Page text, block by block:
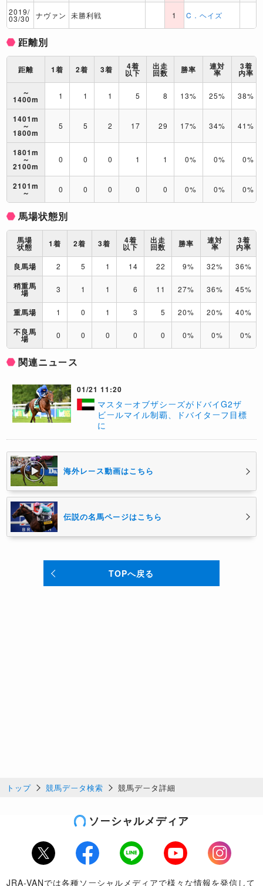
2019/
03/30 ナヴァン 未勝利戦 1 C．ヘイズ
距離別
距離 1着 2着 3着 4着
以下
出走
回数 勝率 連対
率
3着
内率
～
1400m 1 1 1 5 8 13% 25% 38%
1401m
～
1800m
5 5 2 17 29 17% 34% 41%
1801m
～
2100m
0 0 0 1 1 0% 0% 0%
2101m
～ 0 0 0 0 0 0% 0% 0%
馬場状態別
馬場
状態 1着 2着 3着 4着
以下
出走
回数 勝率 連対
率
3着
内率
良馬場
2 5 1 14 22 9% 32% 36%
稍重馬
場 3 1 1 6 11 27% 36% 45%
重馬場 1 0 1 3 5 20% 20% 40%
不良馬
場 0 0 0 0 0 0% 0% 0%
関連ニュース
01/21 11:20
​マスターオブザシーズがドバイG2ザ
ビールマイル制覇、ドバイターフ目標
に
海外レース動画はこちら
伝説の名馬ページはこちら
TOPへ戻る
トップ 競馬データ検索 競馬データ詳細
ソーシャルメディア
Twitter Facebook LINE Youtube
Instagram
JRA-VANでは各種ソーシャルメディアで様々な情報を発信して